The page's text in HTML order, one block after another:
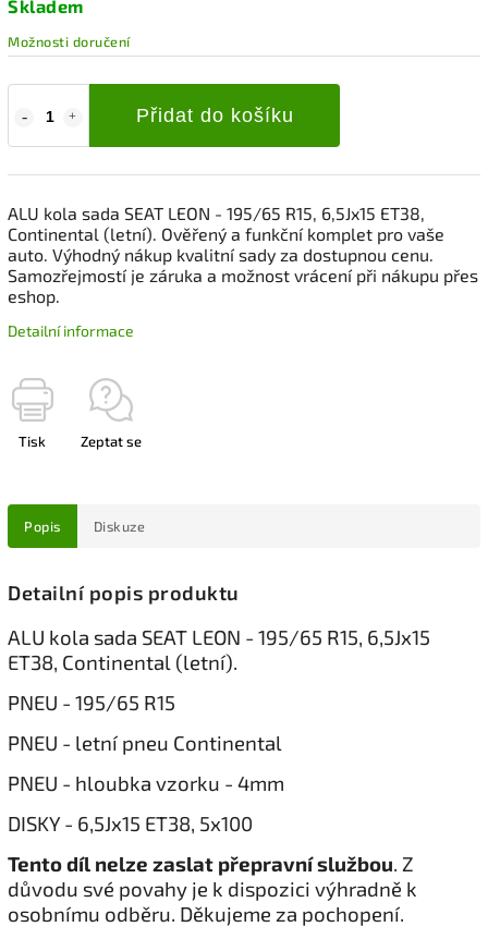
Skladem
Možnosti doručení
Přidat do košíku
ALU kola sada SEAT LEON - 195/65 R15, 6,5Jx15 ET38,
Continental (letní). Ověřený a funkční komplet pro vaše
auto. Výhodný nákup kvalitní sady za dostupnou cenu.
Samozřejmostí je záruka a možnost vrácení při nákupu přes
eshop.
Detailní informace
Tisk Zeptat se
Popis Diskuze
Detailní popis produktu
ALU kola sada SEAT LEON - 195/65 R15, 6,5Jx15
ET38, Continental (letní).
PNEU - 195/65 R15
PNEU - letní pneu Continental
PNEU - hloubka vzorku - 4mm
DISKY - 6,5Jx15 ET38, 5x100
Tento díl nelze zaslat přepravní službou. Z
důvodu své povahy je k dispozici výhradně k
osobnímu odběru. Děkujeme za pochopení.